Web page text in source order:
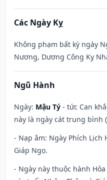
Các Ngày Kỵ
Không phạm bất kỳ ngày
Nương, Dương Công Kỵ
Ngũ Hành
Ngày: Mậu Tý - tức Can
này là ngày cát trung bình
- Nạp âm: Ngày Phích Lịch
Giáp Ngọ.
- Ngày này thuộc hành